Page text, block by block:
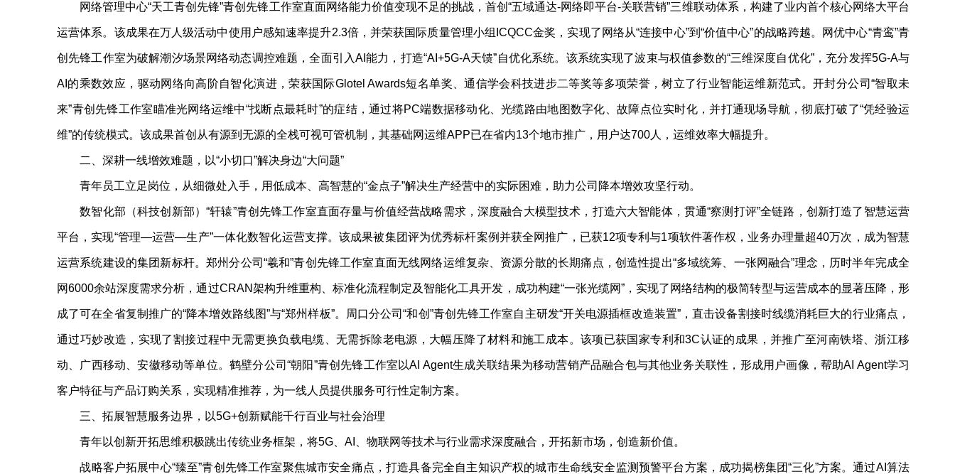
网络管理中心“天工青创先锋”青创先锋工作室直面网络能力价值变现不足的挑战，首创“五域通达-网络即平台-关联营销”三维联动体系，构建了业内首个核心网络大平台
运营体系。该成果在万人级活动中使用户感知速率提升2.3倍，并荣获国际质量管理小组ICQCC金奖，实现了网络从“连接中心”到“价值中心”的战略跨越。网优中心“青鸾”青
创先锋工作室为破解潮汐场景网络动态调控难题，全面引入AI能力，打造“AI+5G-A天馈”自优化系统。该系统实现了波束与权值参数的“三维深度自优化”，充分发挥5G-A与
AI的乘数效应，驱动网络向高阶自智化演进，荣获国际Glotel Awards短名单奖、通信学会科技进步二等奖等多项荣誉，树立了行业智能运维新范式。开封分公司“智取未
来”青创先锋工作室瞄准光网络运维中“找断点最耗时”的症结，通过将PC端数据移动化、光缆路由地图数字化、故障点位实时化，并打通现场导航，彻底打破了“凭经验运
维”的传统模式。该成果首创从有源到无源的全栈可视可管机制，其基础网运维APP已在省内13个地市推广，用户达700人，运维效率大幅提升。
二、深耕一线增效难题，以“小切口”解决身边“大问题”
青年员工立足岗位，从细微处入手，用低成本、高智慧的“金点子”解决生产经营中的实际困难，助力公司降本增效攻坚行动。
数智化部（科技创新部）“轩辕”青创先锋工作室直面存量与价值经营战略需求，深度融合大模型技术，打造六大智能体，贯通“察测打评”全链路，创新打造了智慧运营
平台，实现“管理—运营—生产”一体化数智化运营支撑。该成果被集团评为优秀标杆案例并获全网推广，已获12项专利与1项软件著作权，业务办理量超40万次，成为智慧
运营系统建设的集团新标杆。郑州分公司“羲和”青创先锋工作室直面无线网络运维复杂、资源分散的长期痛点，创造性提出“多域统筹、一张网融合”理念，历时半年完成全
网6000余站深度需求分析，通过CRAN架构升维重构、标准化流程制定及智能化工具开发，成功构建“一张光缆网”，实现了网络结构的极简转型与运营成本的显著压降，形
成了可在全省复制推广的“降本增效路线图”与“郑州样板”。周口分公司“和创”青创先锋工作室自主研发“开关电源插框改造装置”，直击设备割接时线缆消耗巨大的行业痛点，
通过巧妙改造，实现了割接过程中无需更换负载电缆、无需拆除老电源，大幅压降了材料和施工成本。该项已获国家专利和3C认证的成果，并推广至河南铁塔、浙江移
动、广西移动、安徽移动等单位。鹤壁分公司“朝阳”青创先锋工作室以AI Agent生成关联结果为移动营销产品融合包与其他业务关联性，形成用户画像，帮助AI Agent学习
客户特征与产品订购关系，实现精准推荐，为一线人员提供服务可行性定制方案。
三、拓展智慧服务边界，以5G+创新赋能千行百业与社会治理
青年以创新开拓思维积极跳出传统业务框架，将5G、AI、物联网等技术与行业需求深度融合，开拓新市场，创造新价值。
战略客户拓展中心“臻至”青创先锋工作室聚焦城市安全痛点，打造具备完全自主知识产权的城市生命线安全监测预警平台方案，成功揭榜集团“三化”方案。通过AI算法